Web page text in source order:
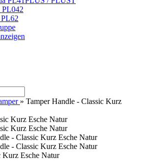
PL042
» Tamper Handle - Classic Kurz
Kurz Esche Natur